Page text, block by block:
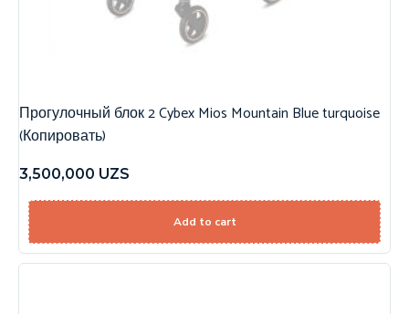
Прогулочный блок 2 Cybex Mios Mountain Blue turquoise
(Копировать)
3,500,000 UZS
Add to cart